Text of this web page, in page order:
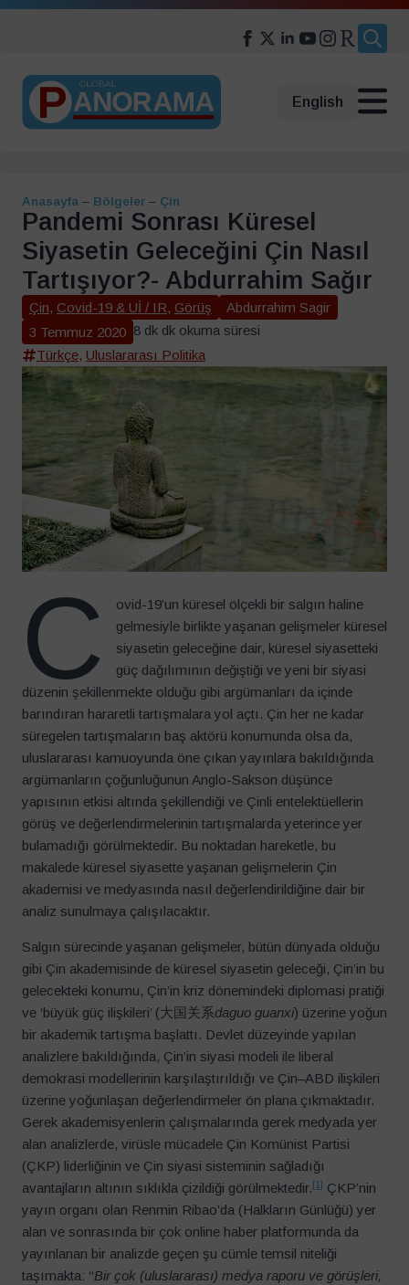
English
Anasayfa – Bölgeler – Çin
Pandemi Sonrası Küresel
Siyasetin Geleceğini Çin Nasıl
Tartışıyor?- Abdurrahim Sağır
Çin, Covid-19 & Uİ / IR, Görüş
Abdurrahim Sagir
3 Temmuz 2020 8 dk dk okuma süresi
Türkçe, Uluslararası Politika
C
ovid-19’un küresel ölçekli bir salgın haline
gelmesiyle birlikte yaşanan gelişmeler küresel
siyasetin geleceğine dair, küresel siyasetteki
güç dağılımının değiştiği ve yeni bir siyasi
düzenin şekillenmekte olduğu gibi argümanları da içinde
barındıran hararetli tartışmalara yol açtı. Çin her ne kadar
süregelen tartışmaların baş aktörü konumunda olsa da,
uluslararası kamuoyunda öne çıkan yayınlara bakıldığında
argümanların çoğunluğunun Anglo-Sakson düşünce
yapısının etkisi altında şekillendiği ve Çinli entelektüellerin
görüş ve değerlendirmelerinin tartışmalarda yeterince yer
bulamadığı görülmektedir. Bu noktadan hareketle, bu
makalede küresel siyasette yaşanan gelişmelerin Çin
akademisi ve medyasında nasıl değerlendirildiğine dair bir
analiz sunulmaya çalışılacaktır.
Salgın sürecinde yaşanan gelişmeler, bütün dünyada olduğu
gibi Çin akademisinde de küresel siyasetin geleceği, Çin’in bu
gelecekteki konumu, Çin’in kriz dönemindeki diplomasi pratiği
ve ‘büyük güç ilişkileri’ (大国关系daguo guanxi) üzerine yoğun
bir akademik tartışma başlattı. Devlet düzeyinde yapılan
analizlere bakıldığında, Çin’in siyasi modeli ile liberal
demokrasi modellerinin karşılaştırıldığı ve Çin–ABD ilişkileri
üzerine yoğunlaşan değerlendirmeler ön plana çıkmaktadır.
Gerek akademisyenlerin çalışmalarında gerek medyada yer
alan analizlerde, virüsle mücadele Çin Komünist Partisi
(ÇKP) liderliğinin ve Çin siyasi sisteminin sağladığı
avantajların altının sıklıkla çizildiği görülmektedir.[1] ÇKP’nin
yayın organı olan Renmin Ribao’da (Halkların Günlüğü) yer
alan ve sonrasında bir çok online haber platformunda da
yayınlanan bir analizde geçen şu cümle temsil niteliği
taşımakta: ‘‘Bir çok (uluslararası) medya raporu ve görüşleri,